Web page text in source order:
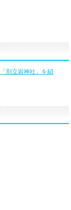
別立岩神社」を紹